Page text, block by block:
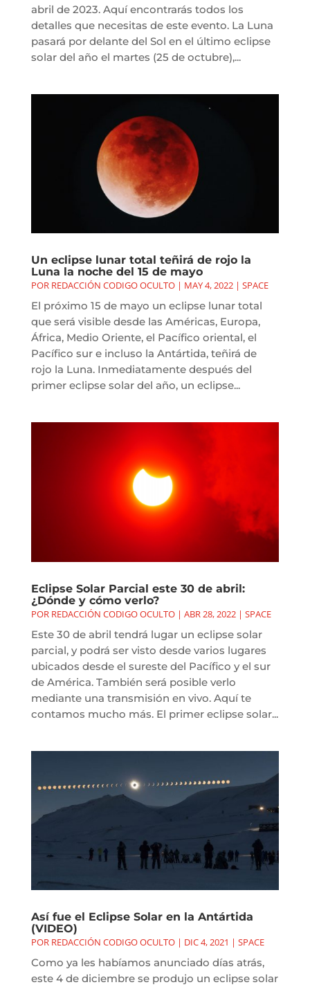
abril de 2023. Aquí encontrarás todos los
detalles que necesitas de este evento. La Luna
pasará por delante del Sol en el último eclipse
solar del año el martes (25 de octubre),...
Un eclipse lunar total teñirá de rojo la
Luna la noche del 15 de mayo
POR REDACCIÓN CODIGO OCULTO| MAY 4, 2022| SPACE
El próximo 15 de mayo un eclipse lunar total
que será visible desde las Américas, Europa,
África, Medio Oriente, el Pacífico oriental, el
Pacífico sur e incluso la Antártida, teñirá de
rojo la Luna. Inmediatamente después del
primer eclipse solar del año, un eclipse...
Eclipse Solar Parcial este 30 de abril:
¿Dónde y cómo verlo?
POR REDACCIÓN CODIGO OCULTO| ABR 28, 2022| SPACE
Este 30 de abril tendrá lugar un eclipse solar
parcial, y podrá ser visto desde varios lugares
ubicados desde el sureste del Pacífico y el sur
de América. También será posible verlo
mediante una transmisión en vivo. Aquí te
contamos mucho más. El primer eclipse solar...
Así fue el Eclipse Solar en la Antártida
(VIDEO)
POR REDACCIÓN CODIGO OCULTO| DIC 4, 2021 | SPACE
Como ya les habíamos anunciado días atrás,
este 4 de diciembre se produjo un eclipse solar